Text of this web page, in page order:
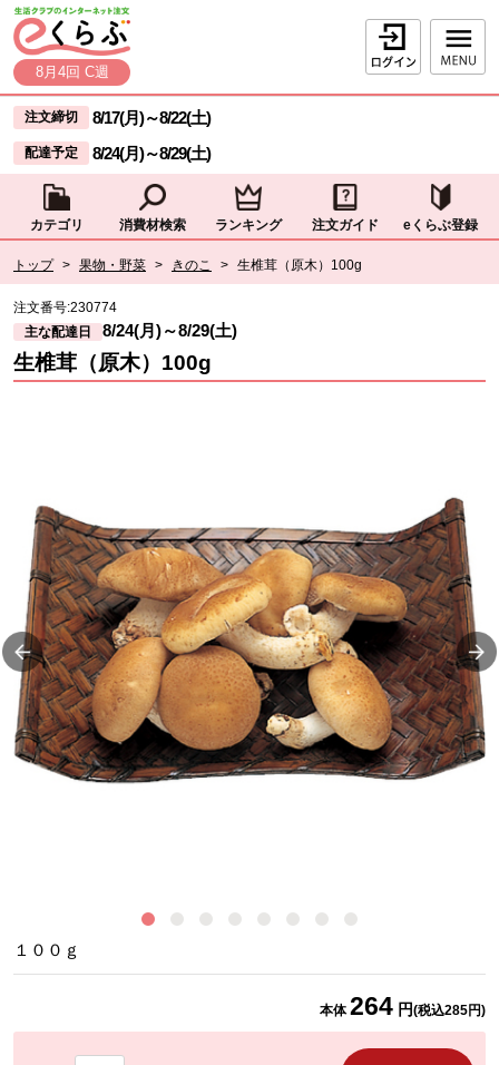
ページの先頭です。
本文へジャンプする。
8月4回 C週
ログイン
ここからサイト内共通メニューです。
サイト内共通メニューをスキップする
注文締切 8/17(月)～8/22(土)
配達予定 8/24(月)～8/29(土)
カテゴリ 消費材検索 ランキング 注文ガイド eくらぶ登録
トップ > 果物・野菜 > きのこ > 生椎茸（原木）100g
現在位置ここまで
注文番号:230774
主な配達日
8/24(月)～8/29(土)
生椎茸（原木）100g
１００ｇ
本体264 円(税込285円)